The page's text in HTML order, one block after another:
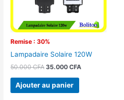
Remise : 30%
Lampadaire Solaire 120W
50.000CFA 35.000CFA
Ajouter au panier